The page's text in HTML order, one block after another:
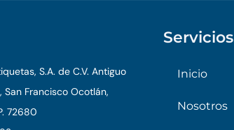
S.A. de C.V. Antiguo
San Francisco Ocotlán,
72680
Servicios
Inicio
Nosotros